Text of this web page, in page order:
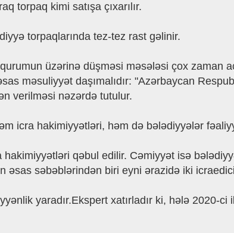
torpaq kimi satışa çıxarılır.
torpaqlarında tez-tez rast gəlinir.
üzərinə düşməsi məsələsi çox zaman
məsuliyyət daşımalıdır: "Azərbaycan
verilməsi nəzərdə tutulur.
icra hakimiyyətləri, həm də bələdiyyələr
qəbul edilir. Cəmiyyət isə
əsas səbəblərindən biri eyni ərazidə iki
yaradır.Ekspert xatırladır ki, hələ 2020-